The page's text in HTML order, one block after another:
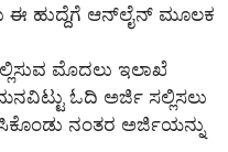
ಈ ಹುದ್ದೆಗೆ ಆನ್‌ಲೈನ್‌ ಮೂಲಕ
ಮೊದಲು ಇಲಾಖೆ
ಓದಿ ಅರ್ಜಿ ಸಲ್ಲಿಸಲು
ನಂತರ ಅರ್ಜಿಯನ್ನು